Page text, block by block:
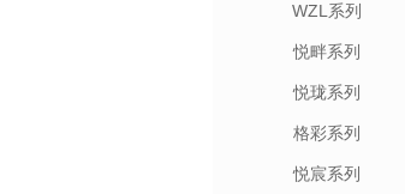
WZL系列
悦畔系列
悦珑系列
格彩系列
悦宸系列